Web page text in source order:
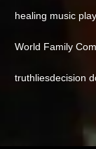
healing music
World Family
truthliesdecision